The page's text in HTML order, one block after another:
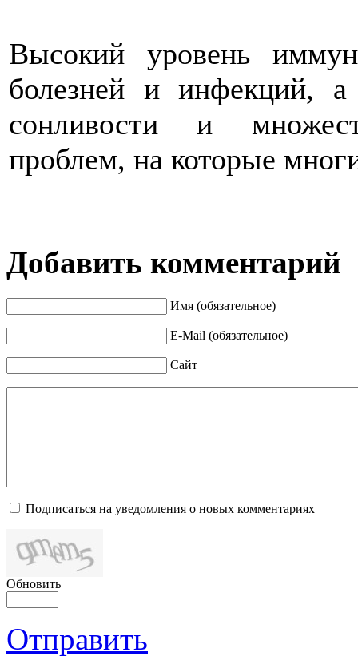
Высокий уровень
болезней и инфекций, а
сонливости и
проблем, на которые
Добавить комментарий
Имя (обязательное)
E-Mail (обязательное)
Сайт
Подписаться на уведомления о новых комментариях
Обновить
Отправить